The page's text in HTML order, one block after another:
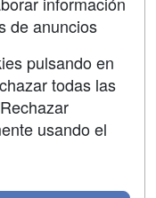
de anuncios
pulsando en
todas las
usando el